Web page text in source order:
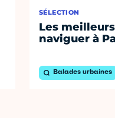
SÉLECTION
Les
naviguer à
Balades urbaines